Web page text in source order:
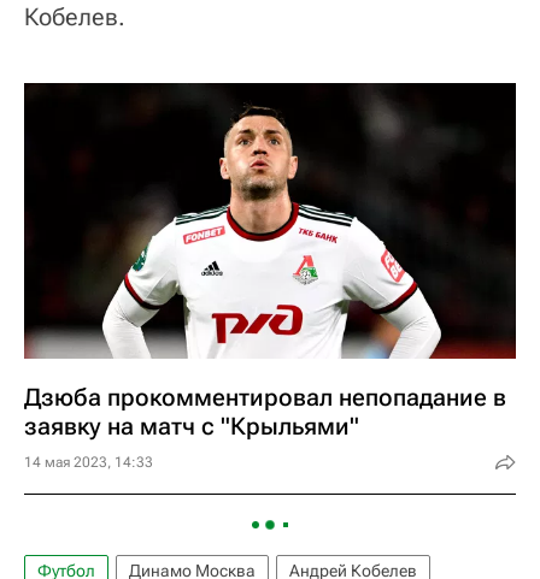
Кобелев.
Дзюба прокомментировал непопадание в
заявку на матч с "Крыльями"
14 мая 2023, 14:33
Футбол Динамо Москва Андрей Кобелев